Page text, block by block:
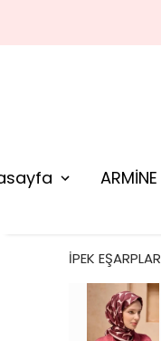
ARMİNE
İPEK EŞARPLAR